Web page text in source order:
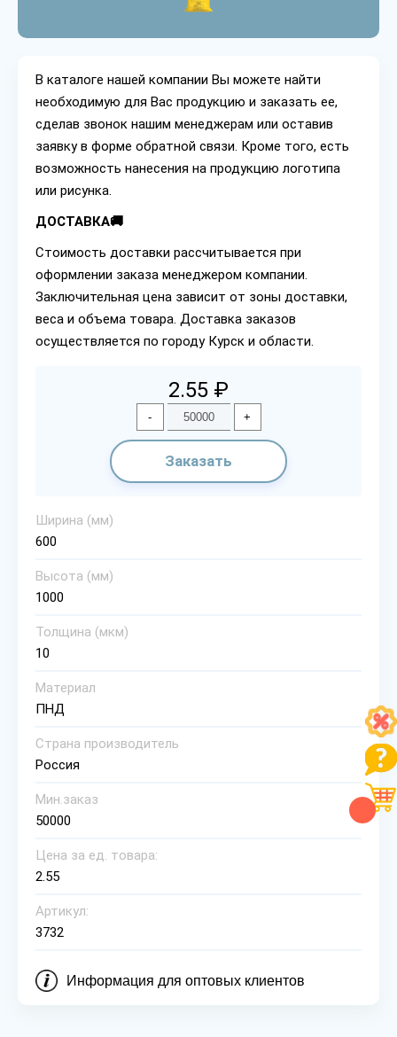
В каталоге нашей компании Вы можете найти
необходимую для Вас продукцию и заказать ее,
сделав звонок нашим менеджерам или оставив
заявку в форме обратной связи. Кроме того, есть
возможность нанесения на продукцию логотипа
или рисунка.
ДОСТАВКА🚚
Стоимость доставки рассчитывается при
оформлении заказа менеджером компании.
Заключительная цена зависит от зоны доставки,
веса и объема товара. Доставка заказов
осуществляется по городу Курск и области.
2.55 ₽
- +
Заказать
Ширина (мм)
600
Высота (мм)
1000
Толщина (мкм)
10
Материал
ПНД
Страна производитель
Россия
Мин.заказ
50000
Цена за ед. товара:
2.55
Артикул:
3732
Информация для оптовых клиентов